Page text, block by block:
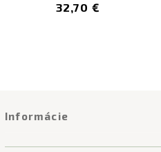
32,70 €
Informácie